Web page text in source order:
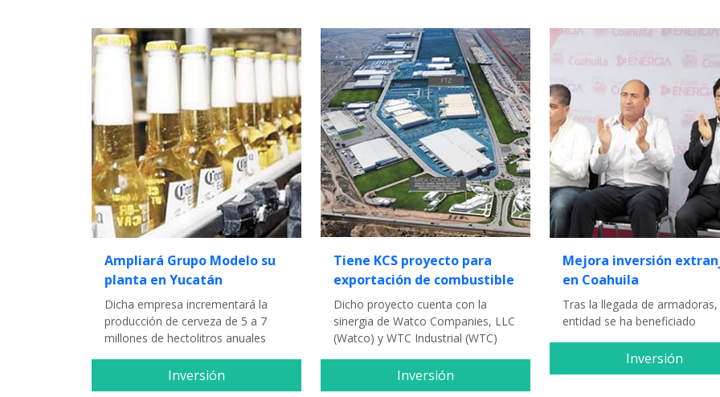
Ampliará Grupo Modelo su
planta en Yucatán
Dicha empresa incrementará la
producción de cerveza de 5 a 7
millones de hectolitros anuales
Inversión
Tiene KCS proyecto para
exportación de combustible
Dicho proyecto cuenta con la
sinergia de Watco Companies, LLC
(Watco) y WTC Industrial (WTC)
Inversión
Mejora inversión
en Coahuila
Tras la llegada de armadoras,
entidad se ha beneficiado
Inversión